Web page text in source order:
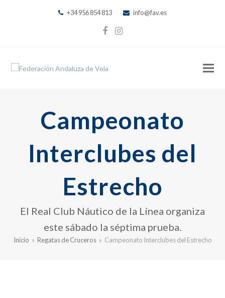
+34 956 854 813 info@fav.es
Facebook
Instagram
Campeonato
Interclubes del
Estrecho
El Real Club Náutico de la Línea organiza
este sábado la séptima prueba.
Inicio » Regatas de Cruceros » Campeonato Interclubes del Estrecho